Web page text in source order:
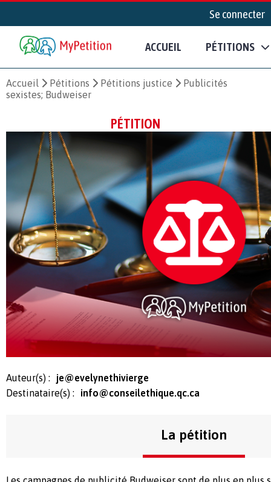
Se connecter
ACCUEIL PÉTITIONS
Accueil Pétitions Pétitions justice
Publicités
sexistes; Budweiser
PÉTITION
Auteur(s) :
je@evelynethivierge
Destinataire(s) :
info@conseilethique.qc.ca
La pétition